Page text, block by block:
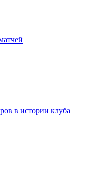
в истории клуба